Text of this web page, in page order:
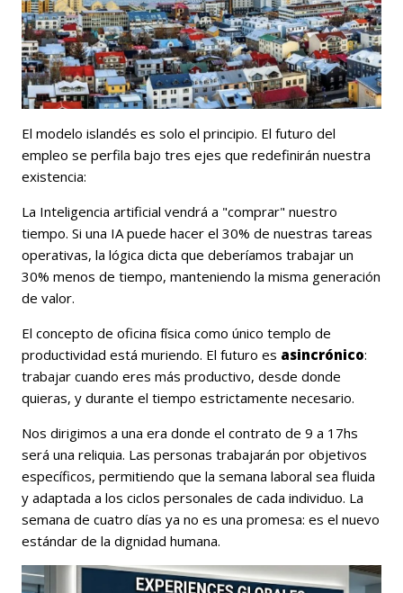
El modelo islandés es solo el principio. El futuro del
empleo se perfila bajo tres ejes que redefinirán nuestra
existencia:
La Inteligencia artificial vendrá a "comprar" nuestro
tiempo. Si una IA puede hacer el 30% de nuestras tareas
operativas, la lógica dicta que deberíamos trabajar un
30% menos de tiempo, manteniendo la misma generación
de valor.
El concepto de oficina física como único templo de
productividad está muriendo. El futuro es asincrónico:
trabajar cuando eres más productivo, desde donde
quieras, y durante el tiempo estrictamente necesario.
Nos dirigimos a una era donde el contrato de 9 a 17hs
será una reliquia. Las personas trabajarán por objetivos
específicos, permitiendo que la semana laboral sea fluida
y adaptada a los ciclos personales de cada individuo. La
semana de cuatro días ya no es una promesa: es el nuevo
estándar de la dignidad humana.